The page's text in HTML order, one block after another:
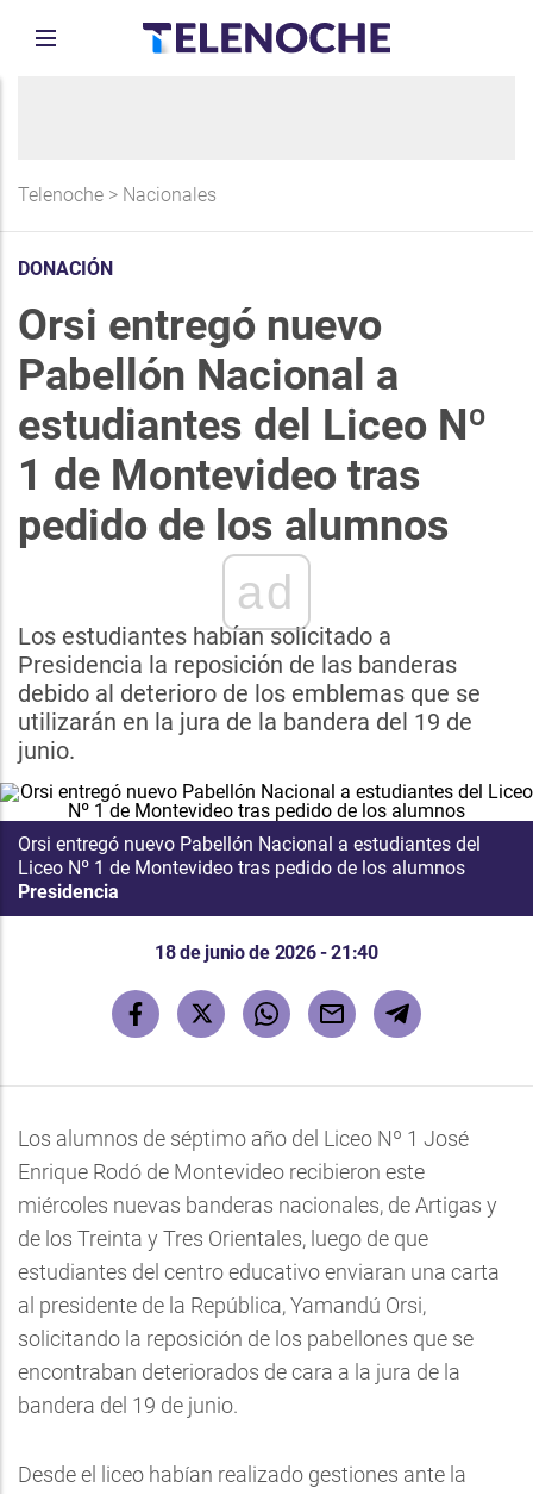
Telenoche > Nacionales
DONACIÓN
Orsi entregó nuevo
Pabellón Nacional a
estudiantes del Liceo Nº
1 de Montevideo tras
pedido de los alumnos
ad
Los estudiantes habían solicitado a
Presidencia la reposición de las banderas
debido al deterioro de los emblemas que se
utilizarán en la jura de la bandera del 19 de
junio.
Orsi entregó nuevo Pabellón Nacional a estudiantes del
Liceo Nº 1 de Montevideo tras pedido de los alumnos
Presidencia
18 de junio de 2026 - 21:40
Los alumnos de séptimo año del Liceo Nº 1 José
Enrique Rodó de Montevideo recibieron este
miércoles nuevas banderas nacionales, de Artigas y
de los Treinta y Tres Orientales, luego de que
estudiantes del centro educativo enviaran una carta
al presidente de la República, Yamandú Orsi,
solicitando la reposición de los pabellones que se
encontraban deteriorados de cara a la jura de la
bandera del 19 de junio.
Desde el liceo habían realizado gestiones ante la